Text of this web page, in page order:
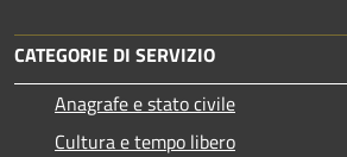
CATEGORIE DI SERVIZIO
Anagrafe e stato civile
Cultura e tempo libero